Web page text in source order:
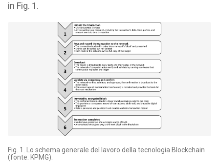
in Fig. 1.
Fig. 1. Lo schema generale del lavoro della tecnologia Blockchain
(fonte: KPMG).